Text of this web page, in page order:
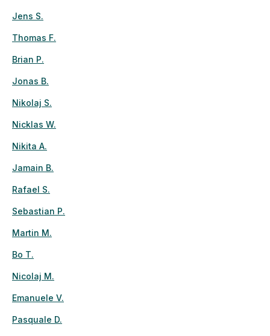
Jens S.
Thomas F.
Brian P.
Jonas B.
Nikolaj S.
Nicklas W.
Nikita A.
Jamain B.
Rafael S.
Sebastian P.
Martin M.
Bo T.
Nicolaj M.
Emanuele V.
Pasquale D.